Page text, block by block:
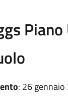
: 26